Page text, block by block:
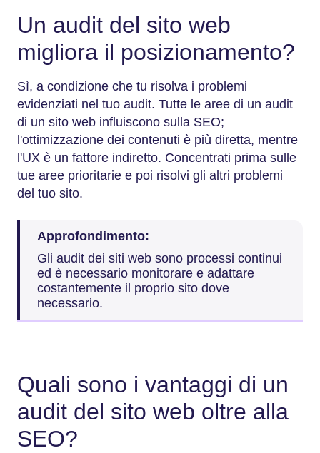
Un audit del sito web
migliora il posizionamento?
Sì, a condizione che tu risolva i problemi
evidenziati nel tuo audit. Tutte le aree di un audit
di un sito web influiscono sulla SEO;
l'ottimizzazione dei contenuti è più diretta, mentre
l'UX è un fattore indiretto. Concentrati prima sulle
tue aree prioritarie e poi risolvi gli altri problemi
del tuo sito.
Approfondimento:
Gli audit dei siti web sono processi continui
ed è necessario monitorare e adattare
costantemente il proprio sito dove
necessario.
Quali sono i vantaggi di un
audit del sito web oltre alla
SEO?